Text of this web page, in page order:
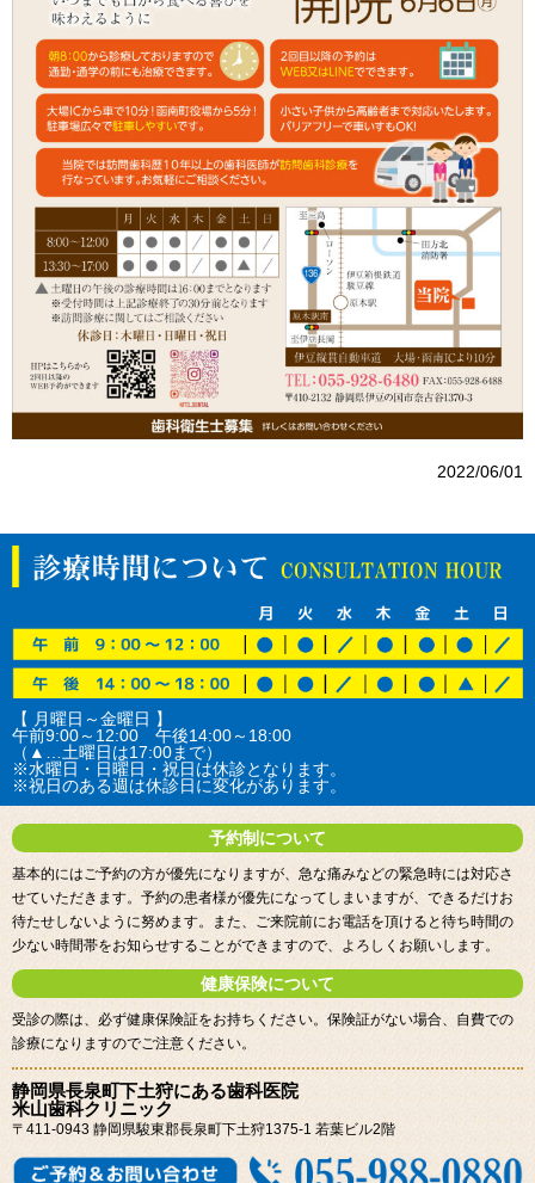
2022/06/01
【 月曜日～金曜日 】
午前9:00～12:00 午後14:00～18:00
（▲…土曜日は17:00まで）
※水曜日・日曜日・祝日は休診となります。
※祝日のある週は休診日に変化があります。
予約制について
基本的にはご予約の方が優先になりますが、急な痛みなどの緊急時には対応さ
せていただきます。予約の患者様が優先になってしまいますが、できるだけお
待たせしないように努めます。また、ご来院前にお電話を頂けると待ち時間の
少ない時間帯をお知らせすることができますので、よろしくお願いします。
健康保険について
受診の際は、必ず健康保険証をお持ちください。保険証がない場合、自費での
診療になりますのでご注意ください。
静岡県長泉町下土狩にある歯科医院
米山歯科クリニック
〒411-0943 静岡県駿東郡長泉町下土狩1375-1 若葉ビル2階